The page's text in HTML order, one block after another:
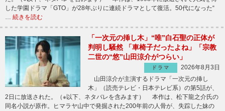
した学園ドラマ「GTO」が28年ぶりに連続ドラマとして復活。50代になった“
… 続きを読む
「一次元の挿し木」“唯”白石聖の正体が
判明し騒然 「車椅子だったよね」「宗教
二世の“悠”山田涼介がつらい」
ドラマ
2026年8月3日
山田涼介が主演するドラマ「一次元の挿し
木」（読売テレビ・日本テレビ系）の第5話が、
2日に放送された。（※以下、ネタバレを含みます） 本作は、松下龍之介氏の
同名小説が原作。ヒマラヤ山中で発掘された200年前の人骨が、失踪した妹の